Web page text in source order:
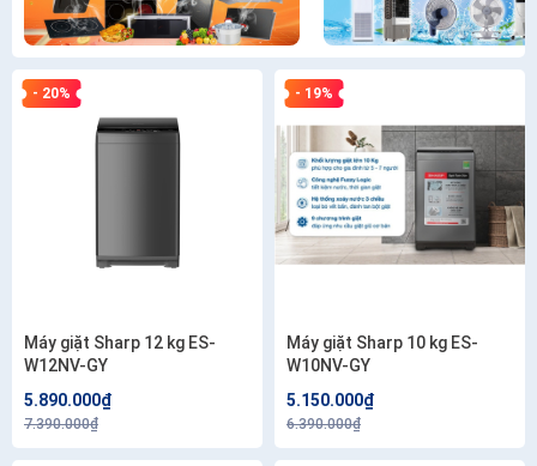
- 20%
Máy giặt Sharp 12 kg ES-
W12NV-GY
5.890.000₫
7.390.000₫
- 19%
Máy giặt Sharp 10 kg ES-
W10NV-GY
5.150.000₫
6.390.000₫